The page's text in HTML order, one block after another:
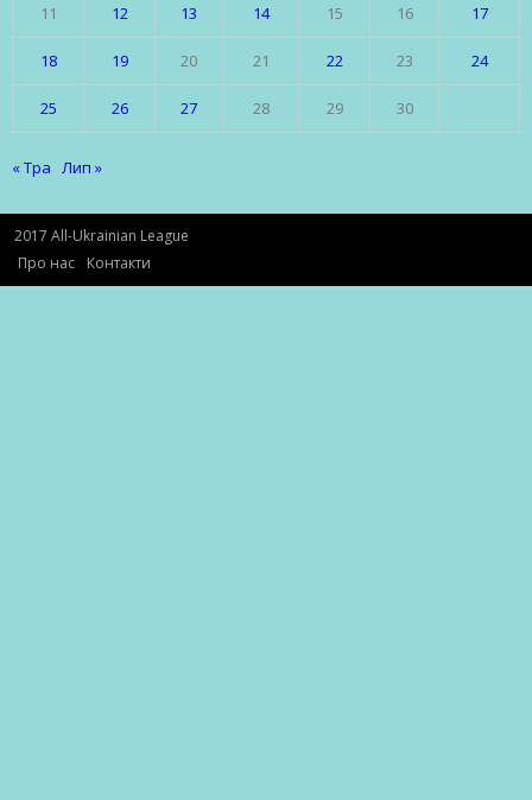
11 12 13 14 15 16 17
18 19 20 21 22 23 24
25 26 27 28 29 30
« Тра Лип »
2017 All-Ukrainian League
Про нас
Контакти